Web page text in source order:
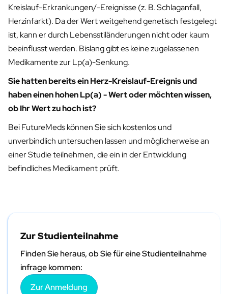
Kreislauf-Erkrankungen/-Ereignisse (z. B. Schlaganfall,
Herzinfarkt). Da der Wert weitgehend genetisch festgelegt
ist, kann er durch Lebensstiländerungen nicht oder kaum
beeinflusst werden. Bislang gibt es keine zugelassenen
Medikamente zur Lp(a)-Senkung.
Sie hatten bereits ein Herz-Kreislauf-Ereignis und
haben einen hohen Lp(a) - Wert oder möchten wissen,
ob Ihr Wert zu hoch ist?
Bei FutureMeds können Sie sich kostenlos und
unverbindlich untersuchen lassen und möglicherweise an
einer Studie teilnehmen, die ein in der Entwicklung
befindliches Medikament prüft.
Zur Studienteilnahme
Finden Sie heraus, ob Sie für eine Studienteilnahme
infrage kommen:
Zur Anmeldung